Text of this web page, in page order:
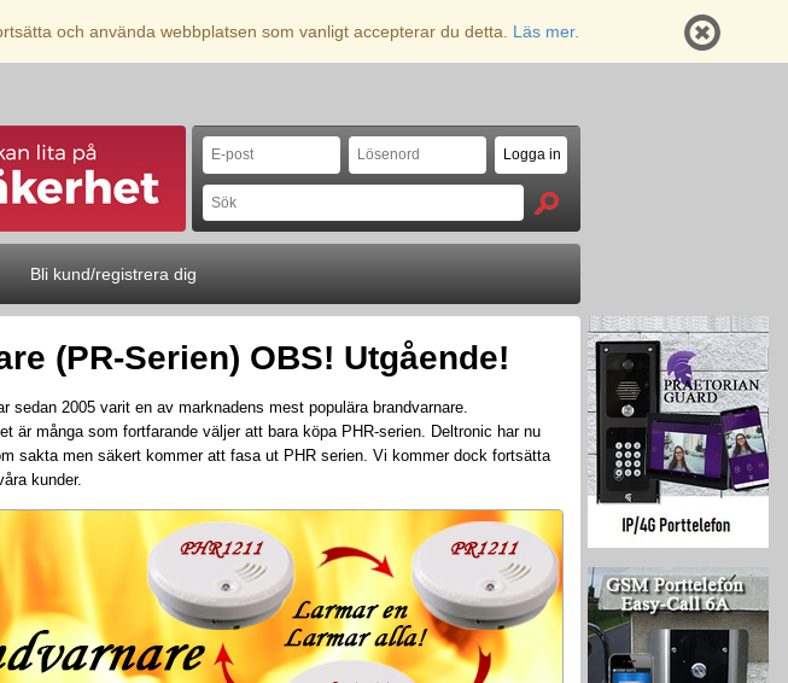
och använda webbplatsen som vanligt accepterar du detta. Läs mer.
Bli kund/registrera dig
(PR-Serien) OBS! Utgående!
sedan 2005 varit en av marknadens mest populära brandvarnare.
är många som fortfarande väljer att bara köpa PHR-serien. Deltronic har nu
sakta men säkert kommer att fasa ut PHR serien. Vi kommer dock fortsätta
kunder.